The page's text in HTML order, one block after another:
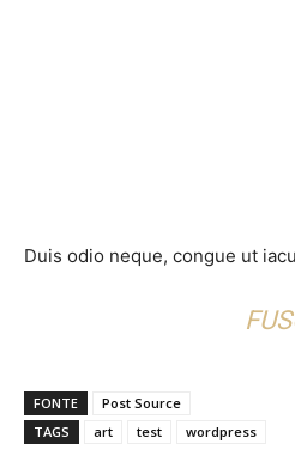
Duis odio neque, congue ut
FONTE
Post Source
TAGS
art test wordpress